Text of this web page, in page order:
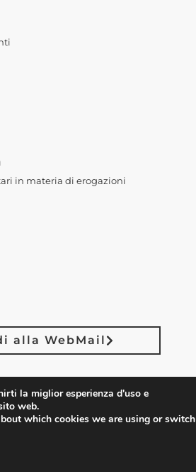
in materia di erogazioni
alla WebMail
Firenze |
la miglior esperienza d'uso e
web.
which cookies we are using or switch